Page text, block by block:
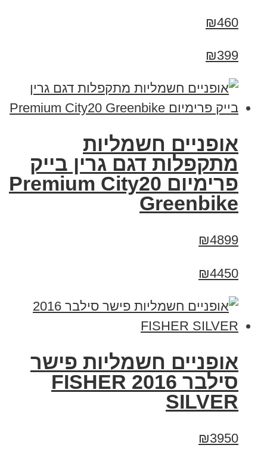
₪460
₪399
אופניים חשמליות
מתקפלות דגם גרין בייק
פרימיום Premium City20
Greenbike
₪4899
₪4450
אופניים חשמליות פישר
סילבר 2016 FISHER
SILVER
₪3950